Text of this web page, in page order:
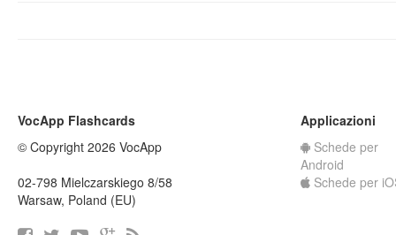
VocApp Flashcards
© Copyright 2026 VocApp
02-798 Mielczarskiego 8/58
Warsaw, Poland (EU)
Applicazioni
Schede per
Android
Schede per